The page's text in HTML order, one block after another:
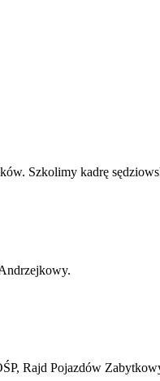
Szkolimy kadrę
Rajd Pojazdów